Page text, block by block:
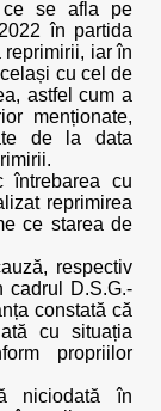
ce se afla pe
în partida
iar în
cu cel de
astfel cum a
menționate,
de la data
întrebarea cu
reprimirea
ce starea de
respectiv
cadrul D.S.G.-
constată că
cu situația
propriilor
niciodată în